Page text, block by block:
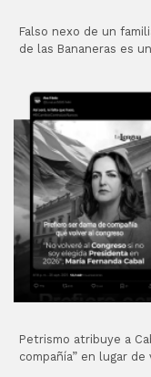
Falso nexo de un
de las Bananeras es
Petrismo atribuye a
compañía” en lugar